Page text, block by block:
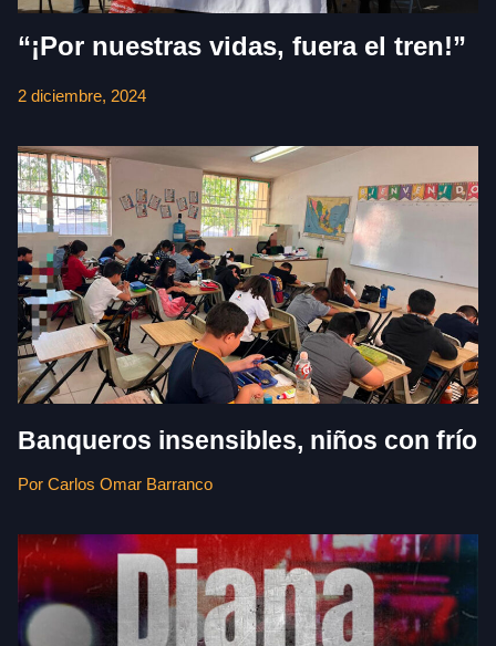
“¡Por nuestras vidas, fuera el tren!”
2 diciembre, 2024
Banqueros insensibles, niños con frío
Por Carlos Omar Barranco